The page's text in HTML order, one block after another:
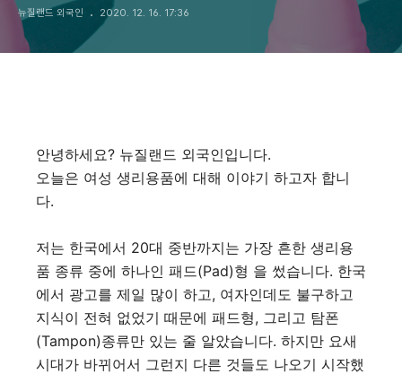
뉴질랜드 외국인 2020. 12. 16. 17:36
안녕하세요? 뉴질랜드 외국인입니다.
오늘은 여성 생리용품에 대해 이야기 하고자 합니
다.
저는 한국에서 20대 중반까지는 가장 흔한 생리용
품 종류 중에 하나인 패드(Pad)형 을 썼습니다. 한국
에서 광고를 제일 많이 하고, 여자인데도 불구하고
지식이 전혀 없었기 때문에 패드형, 그리고 탐폰
(Tampon)종류만 있는 줄 알았습니다. 하지만 요새
시대가 바뀌어서 그런지 다른 것들도 나오기 시작했